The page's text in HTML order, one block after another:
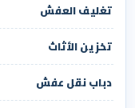
تغليف العفش
تخزين الأثاث
دباب نقل عفش